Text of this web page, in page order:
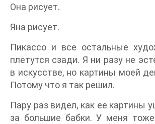
Она рисует.
Яна рисует.
Пикассо и все остальные
плетутся сзади. Я ни разу не
в искусстве, но картины моей
Потому что я так решил.
Пару раз видел, как ее картины
за большие бабки. У меня